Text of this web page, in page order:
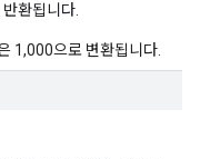
환됩니다.
1,000으로 변환됩니다.